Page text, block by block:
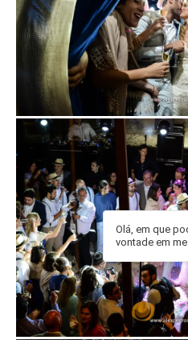
Olá, em que
vontade em